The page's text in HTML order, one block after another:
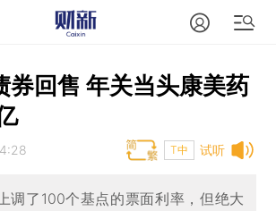
券回售 年关当头康美药
试听
T中
调了100个基点的票面利率，但绝大